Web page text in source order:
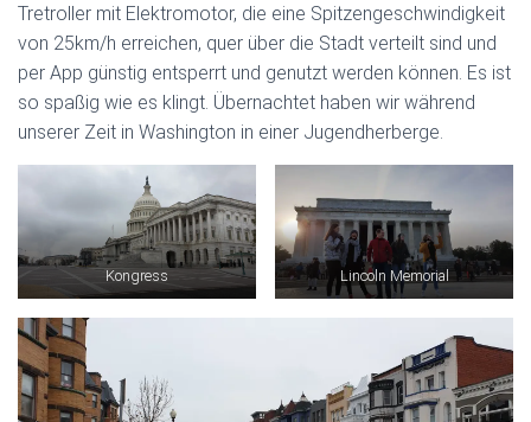
Tretroller mit Elektromotor, die eine Spitzengeschwindigkeit
von 25km/h erreichen, quer über die Stadt verteilt sind und
per App günstig entsperrt und genutzt werden können. Es ist
so spaßig wie es klingt. Übernachtet haben wir während
unserer Zeit in Washington in einer Jugendherberge.
Kongress Lincoln Memorial